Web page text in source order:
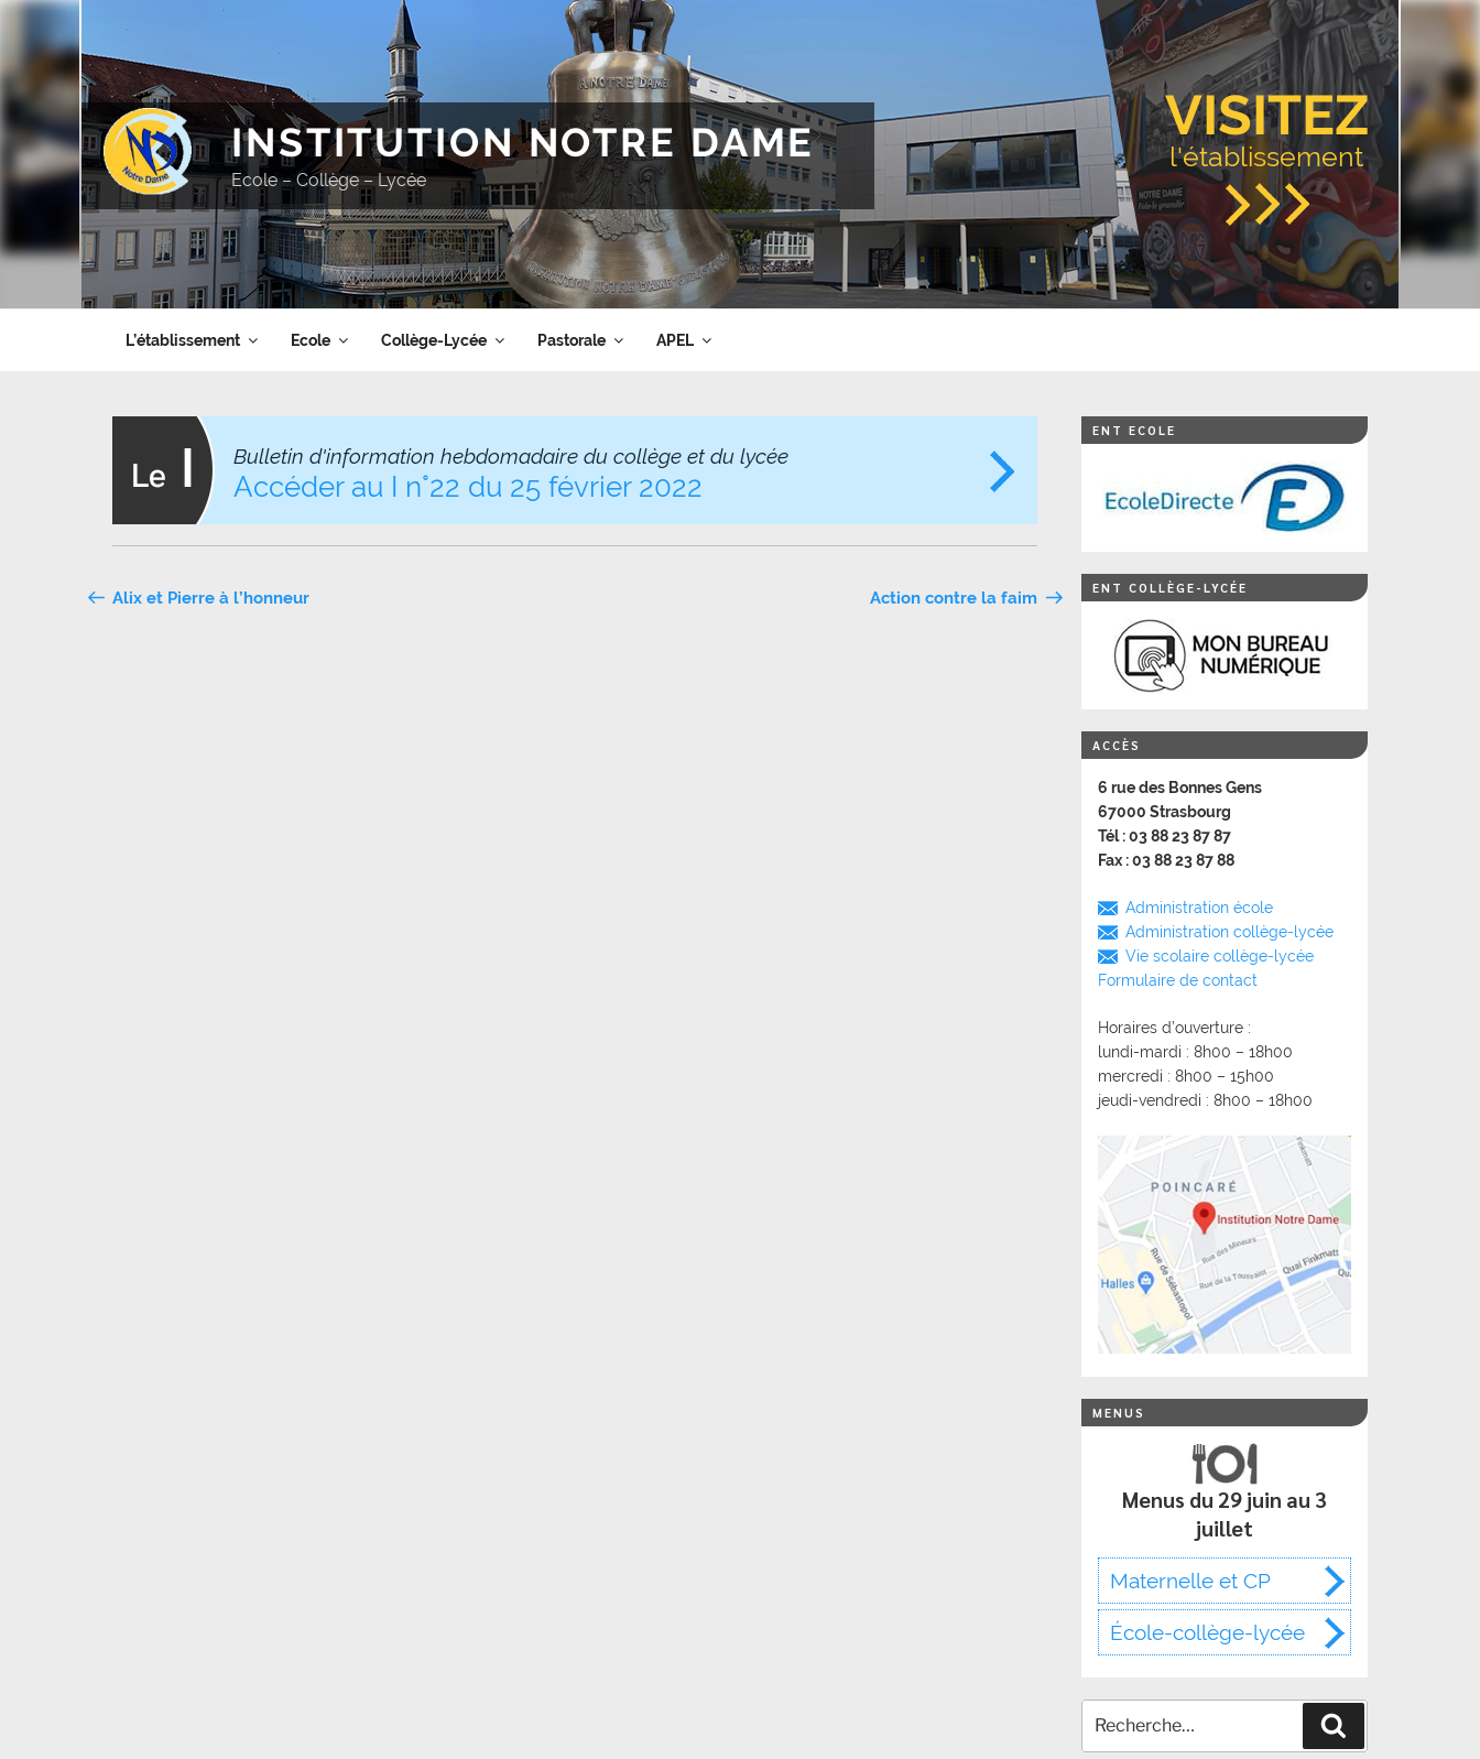
Aller
contenu
principal
VISITEZ
l'établissement
INSTITUTION NOTRE DAME
Ecole – Collège – Lycée
L’établissement Ecole Collège-Lycée Pastorale APEL
Bulletin d'information hebdomadaire du collège et du lycée
Accéder au I n°22 du 25 février 2022
Navigation
Alix et Pierre à l’honneur Action contre la faim
ENT ECOLE
ENT COLLÈGE-LYCÉE
ACCÈS
6 rue des Bonnes Gens
67000 Strasbourg
Tél : 03 88 23 87 87
Fax : 03 88 23 87 88
Administration école
Administration collège-lycée
Vie scolaire collège-lycée
Formulaire de contact
Horaires d’ouverture :
lundi-mardi : 8h00 – 18h00
mercredi : 8h00 – 15h00
jeudi-vendredi : 8h00 – 18h00
MENUS
Menus du 29 juin au 3
juillet
Maternelle et CP
École-collège-lycée